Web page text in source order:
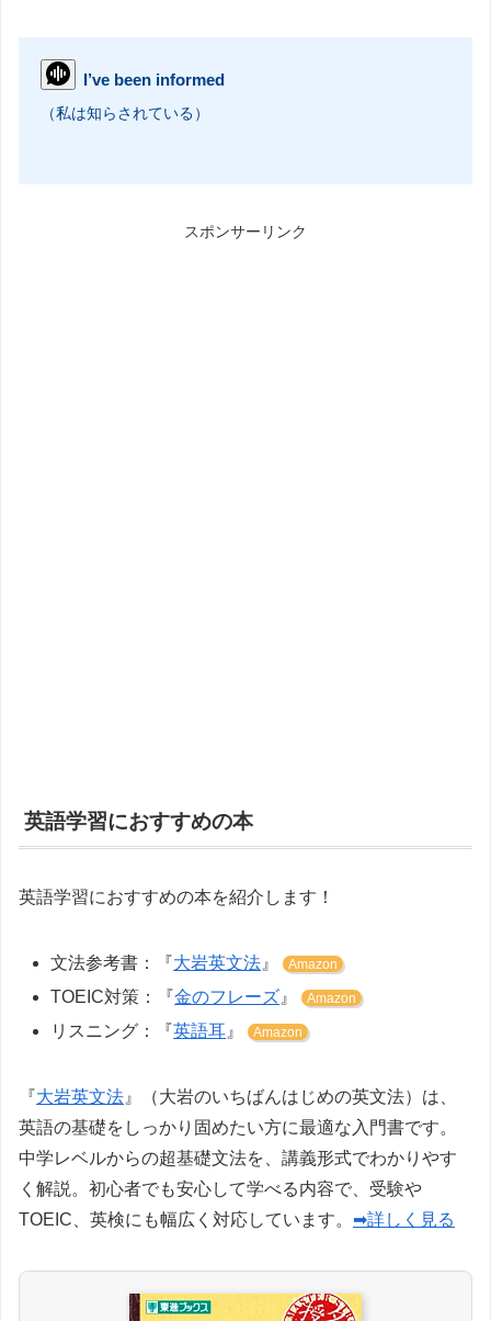
I’ve been informed
（私は知らされている）
スポンサーリンク
英語学習におすすめの本
英語学習におすすめの本を紹介します！
文法参考書：『大岩英文法 』 Amazon
TOEIC対策：『金のフレーズ 』 Amazon
リスニング：『英語耳 』 Amazon
『大岩英文法 』（大岩のいちばんはじめの英文法）は、
英語の基礎をしっかり固めたい方に最適な入門書です。
中学レベルからの超基礎文法を、講義形式でわかりやす
く解説。初心者でも安心して学べる内容で、受験や
TOEIC、英検にも幅広く対応しています。 ➡詳しく見る